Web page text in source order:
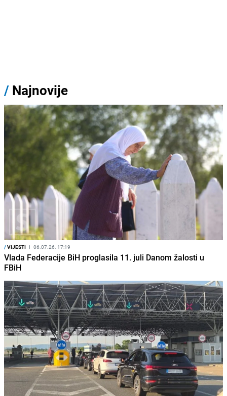
/ Najnovije
/VIJESTI I 06.07.26. 17:19
Vlada Federacije BiH proglasila 11. juli Danom žalosti u
FBiH